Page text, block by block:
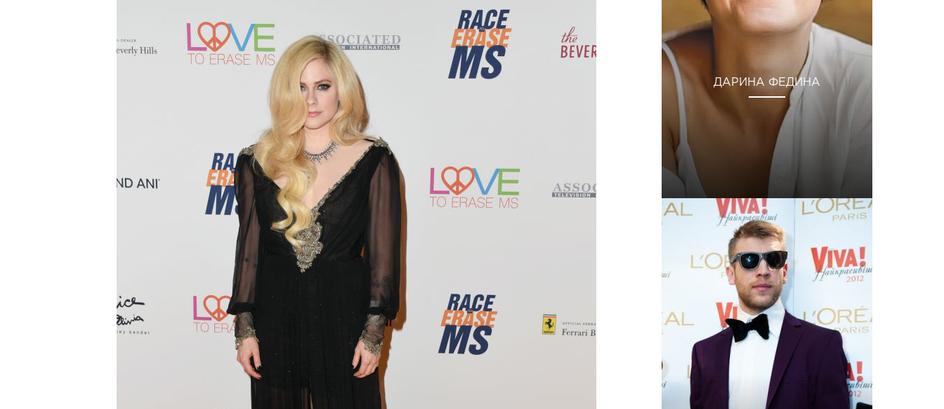
ДАРИНА ФЕДИНА